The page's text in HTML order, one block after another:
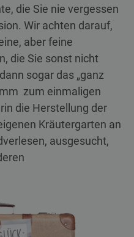
die Sie nie vergessen
Wir achten darauf,
aber feine
die Sie sonst nicht
sogar das „ganz
zum einmaligen
die Herstellung der
Kräutergarten an
ausgesucht,